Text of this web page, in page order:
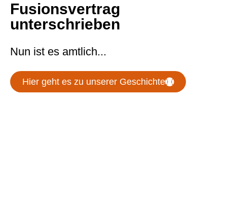
Fusionsvertrag
unterschrieben
Nun ist es amtlich...
Hier geht es zu unserer Geschichte